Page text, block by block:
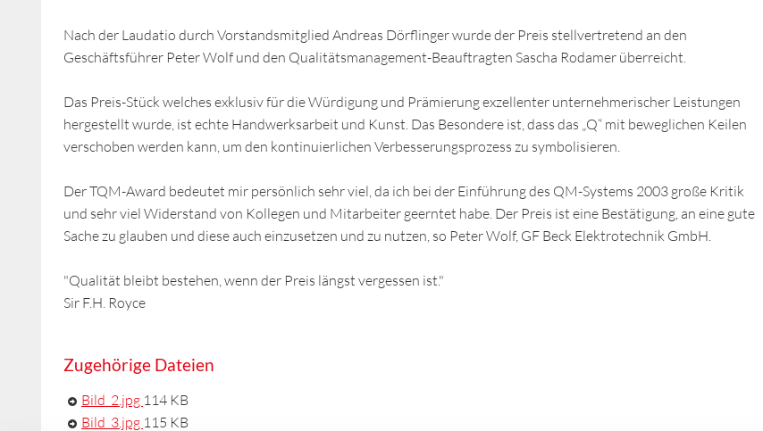
Nach der Laudatio durch Vorstandsmitglied Andreas Dörflinger wurde der Preis stellvertretend an den
Geschäftsführer Peter Wolf und den Qualitätsmanagement-Beauftragten Sascha Rodamer überreicht.
Das Preis-Stück welches exklusiv für die Würdigung und Prämierung exzellenter unternehmerischer Leistungen
hergestellt wurde, ist echte Handwerksarbeit und Kunst. Das Besondere ist, dass das „Q“ mit beweglichen Keilen
verschoben werden kann, um den kontinuierlichen Verbesserungsprozess zu symbolisieren.
Der TQM-Award bedeutet mir persönlich sehr viel, da ich bei der Einführung des QM-Systems 2003 große Kritik
und sehr viel Widerstand von Kollegen und Mitarbeiter geerntet habe. Der Preis ist eine Bestätigung, an eine gute
Sache zu glauben und diese auch einzusetzen und zu nutzen, so Peter Wolf, GF Beck Elektrotechnik GmbH.
"Qualität bleibt bestehen, wenn der Preis längst vergessen ist."
Sir F.H. Royce
Zugehörige Dateien
Bild_2.jpg 114 KB
Bild_3.jpg 115 KB